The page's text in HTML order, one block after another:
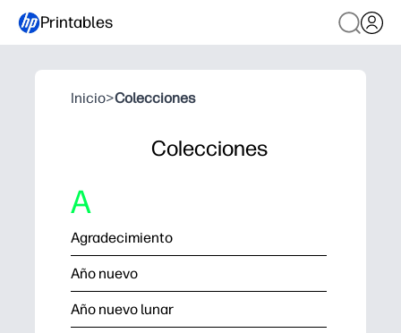
Printables
Inicio>Colecciones
Colecciones
A
Agradecimiento
Año nuevo
Año nuevo lunar